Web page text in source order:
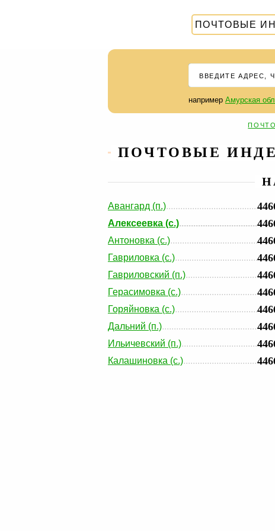
ПОЧТОВЫЕ
например Амурская
ПОЧТОВЫЕ
Авангард (п.)
Алексеевка (с.)
Антоновка (с.)
Гавриловка (с.)
Гавриловский (п.)
Герасимовка (с.)
Горяйновка (с.)
Дальний (п.)
Ильичевский (п.)
Калашиновка (с.)